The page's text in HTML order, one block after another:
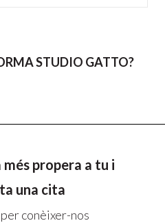
STUDIO GATTO?
propera a tu i
una cita
conèixer-nos